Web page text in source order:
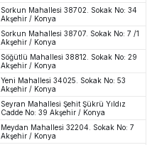
Sorkun Mahallesi 38702. Sokak No: 34
Akşehir / Konya
Sorkun Mahallesi 38707. Sokak No: 7 /1
Akşehir / Konya
Söğütlü Mahallesi 38812. Sokak No: 29
Akşehir / Konya
Yeni Mahallesi 34025. Sokak No: 53
Akşehir / Konya
Seyran Mahallesi Şehit Şükrü Yıldız
Cadde No: 39 Akşehir / Konya
Meydan Mahallesi 32204. Sokak No: 7
Akşehir / Konya